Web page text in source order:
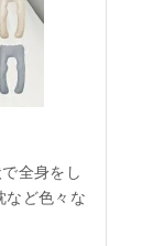
全身をし
など色々な